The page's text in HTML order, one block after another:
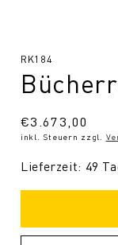
SKU:
RK184
Normaler
Preis
€3.673,00
inkl. Steuern zzgl.
Lieferzeit: 49